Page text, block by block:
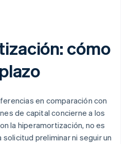
cómo
en comparación con
de capital concierne a los
la hiperamortización, no es
preliminar ni seguir un